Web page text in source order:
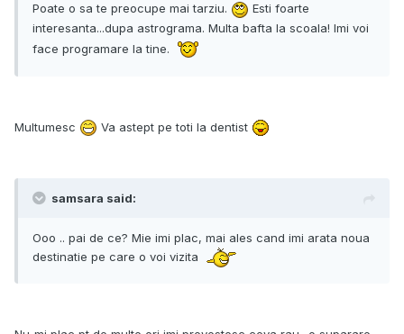
Poate o sa te preocupe mai tarziu.
Esti foarte
interesanta...dupa astrograma. Multa bafta la scoala! Imi voi
face programare la tine.
Multumesc Va astept pe toti la dentist
samsara said:
Ooo .. pai de ce? Mie imi plac, mai ales cand imi arata noua
destinatie pe care o voi vizita